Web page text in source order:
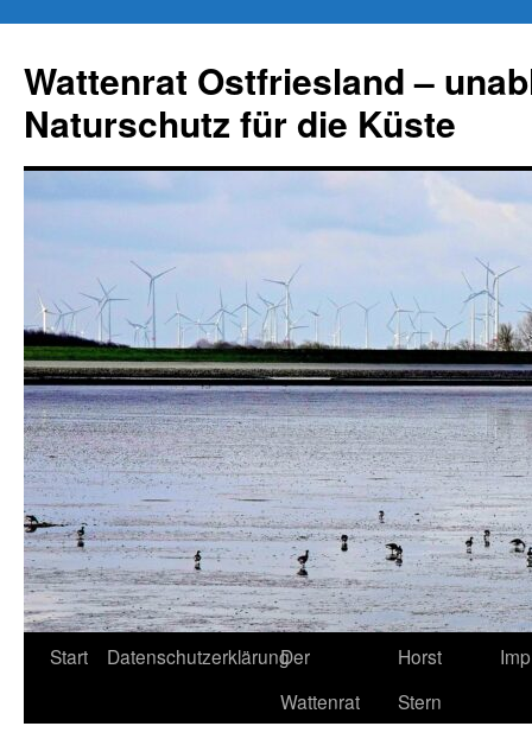
springen
Wattenrat Ostfriesland –
Naturschutz für die Küste
Start DatenschutzerklärungDer
Wattenrat
Horst
Stern